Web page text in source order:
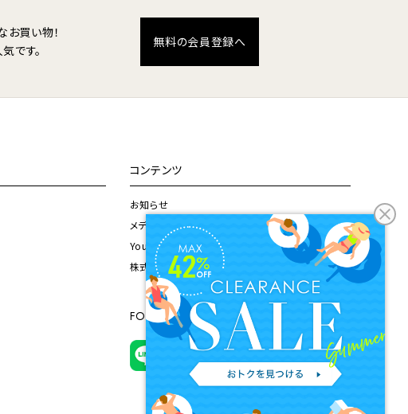
お買い物！
です。
無料の会員登録へ
コンテンツ
お知らせ
メディア掲載情報
Youtubeチャンネル
株式会社ドウシシャ公式サイト
FOLLOW US